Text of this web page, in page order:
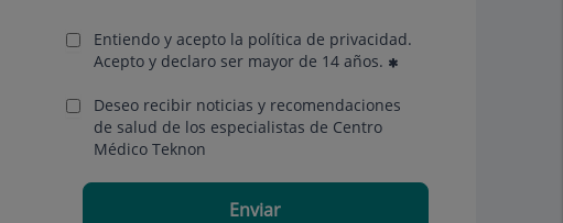
Entiendo y acepto la política de privacidad.
Acepto y declaro ser mayor de 14 años.
Deseo recibir noticias y recomendaciones
de salud de los especialistas de Centro
Médico Teknon
Enviar